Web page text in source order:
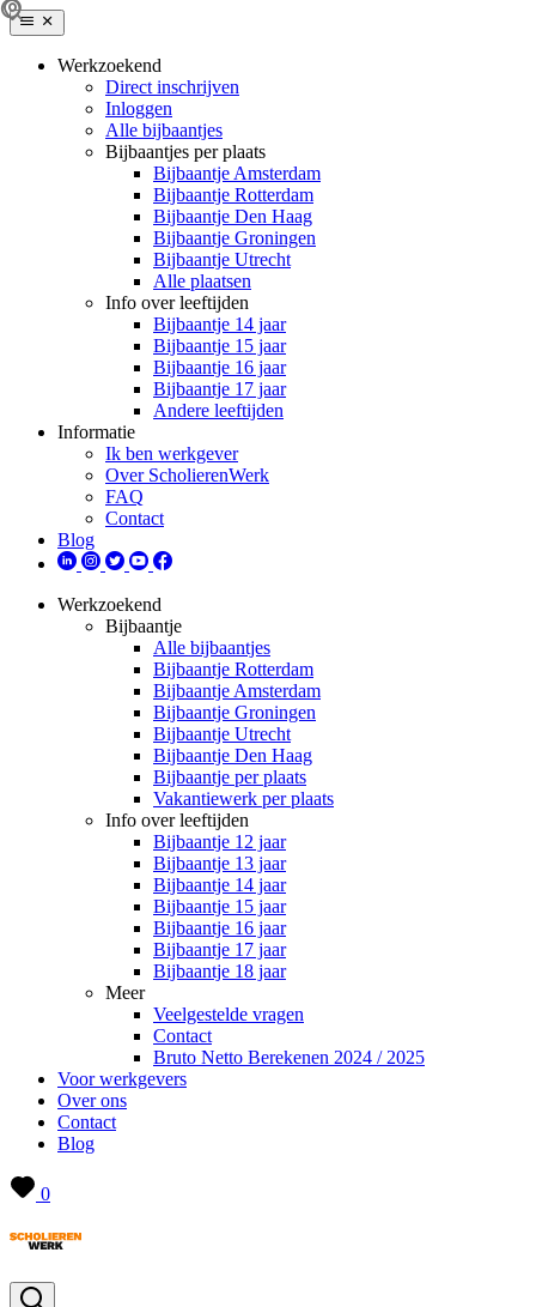
Werkzoekend
Direct inschrijven
Inloggen
Alle bijbaantjes
Bijbaantjes per plaats
Bijbaantje Amsterdam
Bijbaantje Rotterdam
Bijbaantje Den Haag
Bijbaantje Groningen
Bijbaantje Utrecht
Alle plaatsen
Info over leeftijden
Bijbaantje 14 jaar
Bijbaantje 15 jaar
Bijbaantje 16 jaar
Bijbaantje 17 jaar
Andere leeftijden
Informatie
Ik ben werkgever
Over ScholierenWerk
FAQ
Contact
Blog
Werkzoekend
Bijbaantje
Alle bijbaantjes
Bijbaantje Rotterdam
Bijbaantje Amsterdam
Bijbaantje Groningen
Bijbaantje Utrecht
Bijbaantje Den Haag
Bijbaantje per plaats
Vakantiewerk per plaats
Info over leeftijden
Bijbaantje 12 jaar
Bijbaantje 13 jaar
Bijbaantje 14 jaar
Bijbaantje 15 jaar
Bijbaantje 16 jaar
Bijbaantje 17 jaar
Bijbaantje 18 jaar
Meer
Veelgestelde vragen
Contact
Bruto Netto Berekenen 2024 / 2025
Voor werkgevers
Over ons
Contact
Blog
0